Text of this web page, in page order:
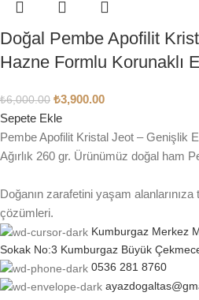
Doğal Pembe Apofilit
Hazne Formlu Korunaklı
₺6,000.00 ₺3,900.00
Sepete Ekle
Pembe Apofilit Kristal Jeot – Genişlik
Ağırlık 260 gr. Ürünümüz doğal ham
Doğanın zarafetini yaşam
çözümleri.
Kumburgaz Merkez
Sokak No:3 Kumburgaz Büyük
0536 281 8760